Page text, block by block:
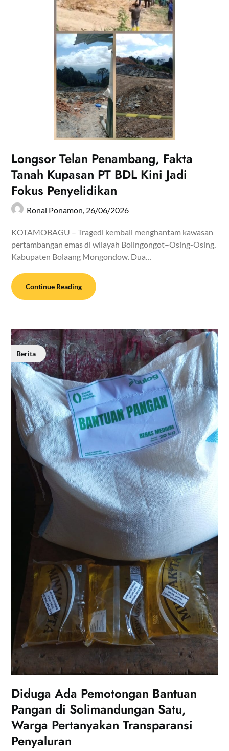
Longsor Telan Penambang, Fakta
Tanah Kupasan PT BDL Kini Jadi
Fokus Penyelidikan
Ronal Ponamon, 26/06/2026
KOTAMOBAGU – Tragedi kembali menghantam kawasan
pertambangan emas di wilayah Bolingongot–Osing-Osing,
Kabupaten Bolaang Mongondow. Dua…
Continue Reading
Berita
Diduga Ada Pemotongan Bantuan
Pangan di Solimandungan Satu,
Warga Pertanyakan Transparansi
Penyaluran